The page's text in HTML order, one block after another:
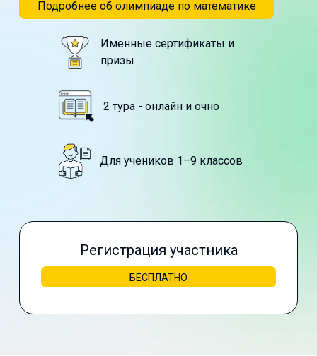
Подробнее об олимпиаде по математике
Именные сертификаты и
призы
2 тура - онлайн и очно
Для учеников 1–9 классов
Регистрация участника
БЕСПЛАТНО